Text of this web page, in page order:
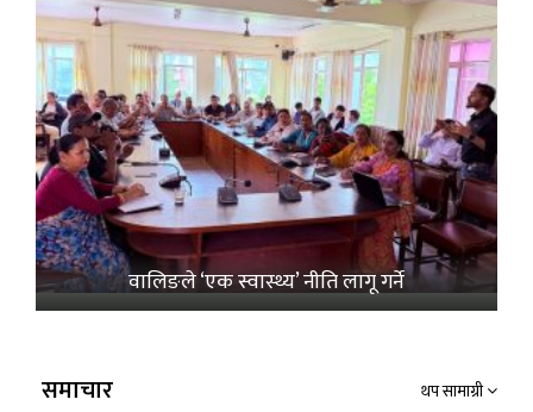
वालिङले ‘एक स्वास्थ्य’ नीति लागू गर्ने
समाचार थप सामाग्री